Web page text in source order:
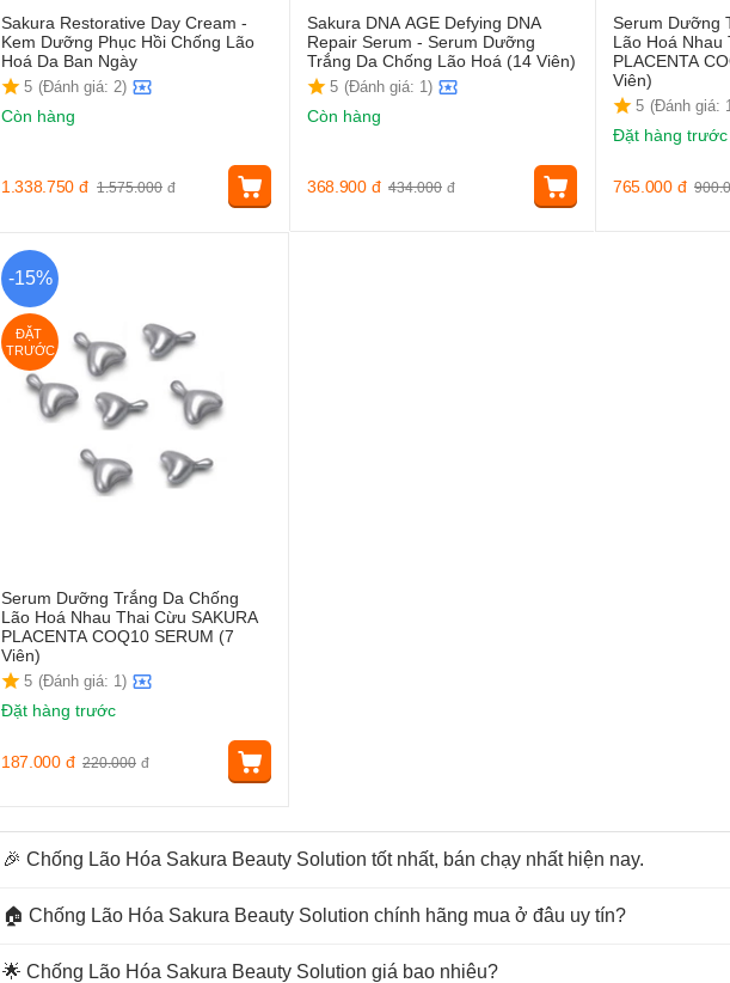
🎉 Chống Lão Hóa Sakura Beauty Solution tốt nhất, bán chạy nhất hiện nay.
🏠 Chống Lão Hóa Sakura Beauty Solution chính hãng mua ở đâu uy tín?
🌟 Chống Lão Hóa Sakura Beauty Solution giá bao nhiêu?
Sakura Restorative Day Cream -
Kem Dưỡng Phục Hồi Chống Lão
Hoá Da Ban Ngày
5 (Đánh giá: 2)
Còn hàng
1.575.000 đ
1.338.750 đ
Sakura DNA AGE Defying DNA
Repair Serum - Serum Dưỡng
Trắng Da Chống Lão Hoá (14 Viên)
5 (Đánh giá: 1)
Còn hàng
434.000 đ
368.900 đ
Serum Dưỡng
Lão Hoá Nhau
PLACENTA
Viên)
5 (Đánh giá:
Đặt hàng trước
765.000 đ
-15%
ĐẶT
TRƯỚC
Serum Dưỡng Trắng Da Chống
Lão Hoá Nhau Thai Cừu SAKURA
PLACENTA COQ10 SERUM (7
Viên)
5 (Đánh giá: 1)
Đặt hàng trước
220.000 đ
187.000 đ